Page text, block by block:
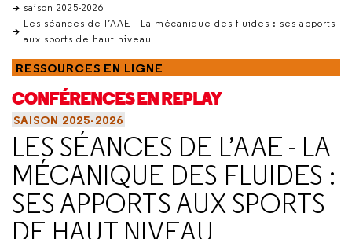
saison 2025-2026
Les séances de l’AAE - La mécanique des fluides : ses apports
aux sports de haut niveau
RESSOURCES EN LIGNE
CONFÉRENCES EN REPLAY
SAISON 2025-2026
LES SÉANCES DE L’AAE - LA
MÉCANIQUE DES FLUIDES :
SES APPORTS AUX SPORTS
DE HAUT NIVEAU